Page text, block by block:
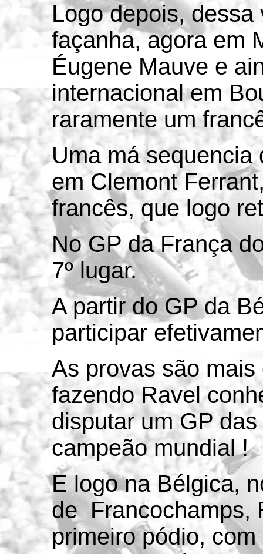
Logo depois,
façanha, agora em
Éugene Mauve e
internacional em
raramente um
Uma má sequencia
em Clemont
francês, que logo
No GP da França
7º lugar.
A partir do GP da
participar
As provas são
fazendo Ravel
disputar um GP
campeão mundial !
E logo na Bélgica,
de Francochamps,
primeiro pódio,